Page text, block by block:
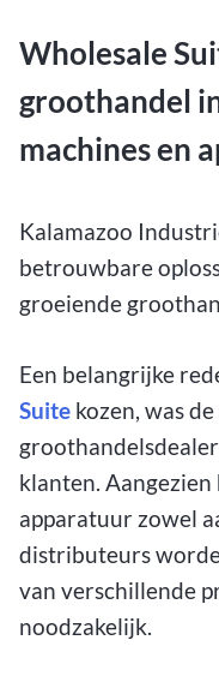
Wholesale
groothandel
machines en
Kalamazoo
betrouwbare
groeiende
Een belangrijke
Suite kozen, was
klanten.
apparatuur zowel
distributeurs
van verschillende
noodzakelijk.